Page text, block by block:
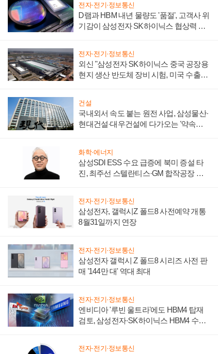
전자·전기·정보통신
D램과 HBM 내년 물량도 '품절', 고객사 위
기감이 삼성전자 SK하이닉스 협상력 더
전자·전기·정보통신
외신 "삼성전자 SK하이닉스 중국 공장용
현지 생산 반도체 장비 시험, 미국 수출통
건설
국내외서 속도 붙는 원전 사업, 삼성물산·
현대건설·대우건설에 다가오는 '약속의
화학·에너지
삼성SDI ESS 수요 급증에 북미 증설 타
진, 최주선 스텔란티스·GM 합작공장 건
전자·전기·정보통신
삼성전자, 갤럭시Z 폴드8 사전예약 개통
8월31일까지 연장
전자·전기·정보통신
삼성전자 갤럭시 Z 폴드8 시리즈 사전 판
매 '144만 대' 역대 최대
전자·전기·정보통신
엔비디아 '루빈 울트라'에도 HBM4 탑재
검토, 삼성전자·SK하이닉스 HBM4 수율
전자·전기·정보통신